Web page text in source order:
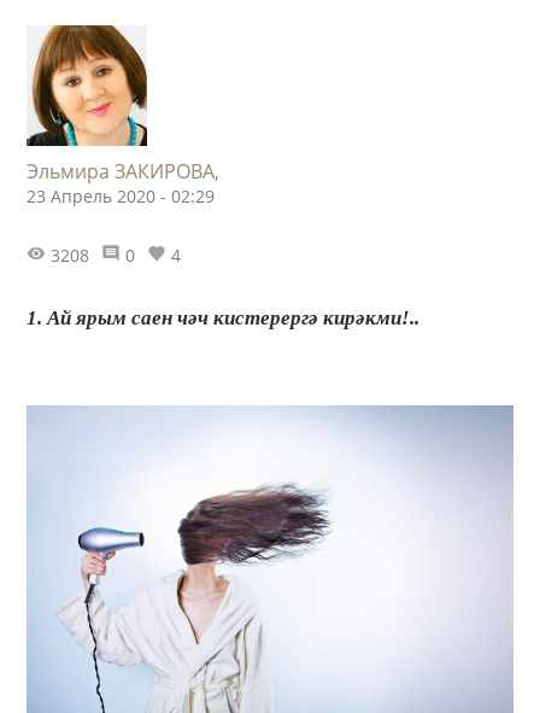
​Эльмира ЗАКИРОВА,
23 Апрель 2020 - 02:29
3208 0 4
1. Ай ярым саен чәч кистерергә кирәкми!..